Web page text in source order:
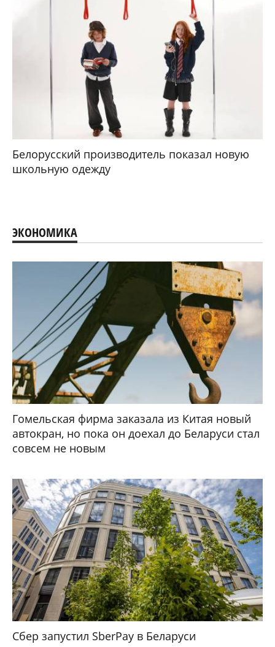
Белорусский производитель показал новую
школьную одежду
ЭКОНОМИКА
Гомельская фирма заказала из Китая новый
автокран, но пока он доехал до Беларуси стал
совсем не новым
Сбер запустил SberPay в Беларуси